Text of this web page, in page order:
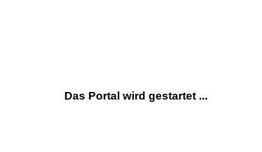
Das Portal wird gestartet ...